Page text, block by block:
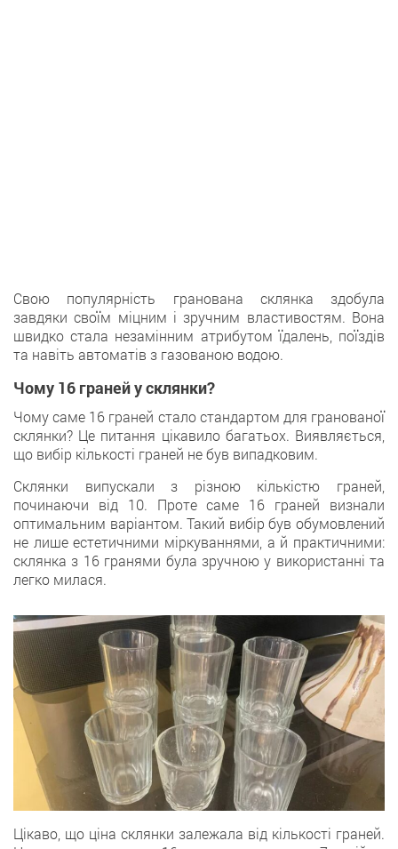
Свою популярність гранована склянка здобула
завдяки своїм міцним і зручним властивостям. Вона
швидко стала незамінним атрибутом їдалень, поїздів
та навіть автоматів з газованою водою.
Чому 16 граней у склянки?
Чому саме 16 граней стало стандартом для гранованої
склянки? Це питання цікавило багатьох. Виявляється,
що вибір кількості граней не був випадковим.
Склянки випускали з різною кількістю граней,
починаючи від 10. Проте саме 16 граней визнали
оптимальним варіантом. Такий вибір був обумовлений
не лише естетичними міркуваннями, а й практичними:
склянка з 16 гранями була зручною у використанні та
легко милася.
Цікаво, що ціна склянки залежала від кількості граней.